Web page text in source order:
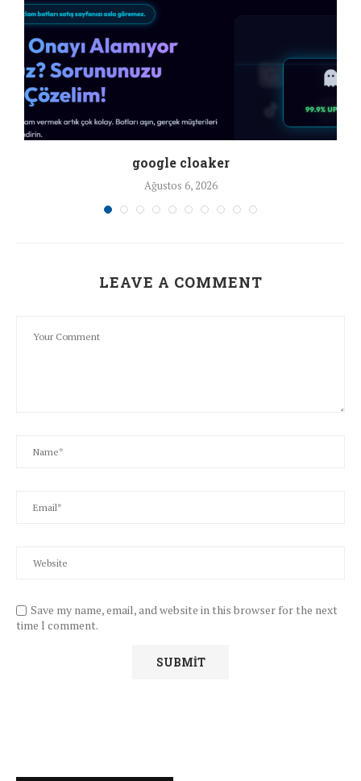
google cloaker
Ağustos 6, 2026
LEAVE A COMMENT
Save my name, email, and website in this browser for the next
time I comment.